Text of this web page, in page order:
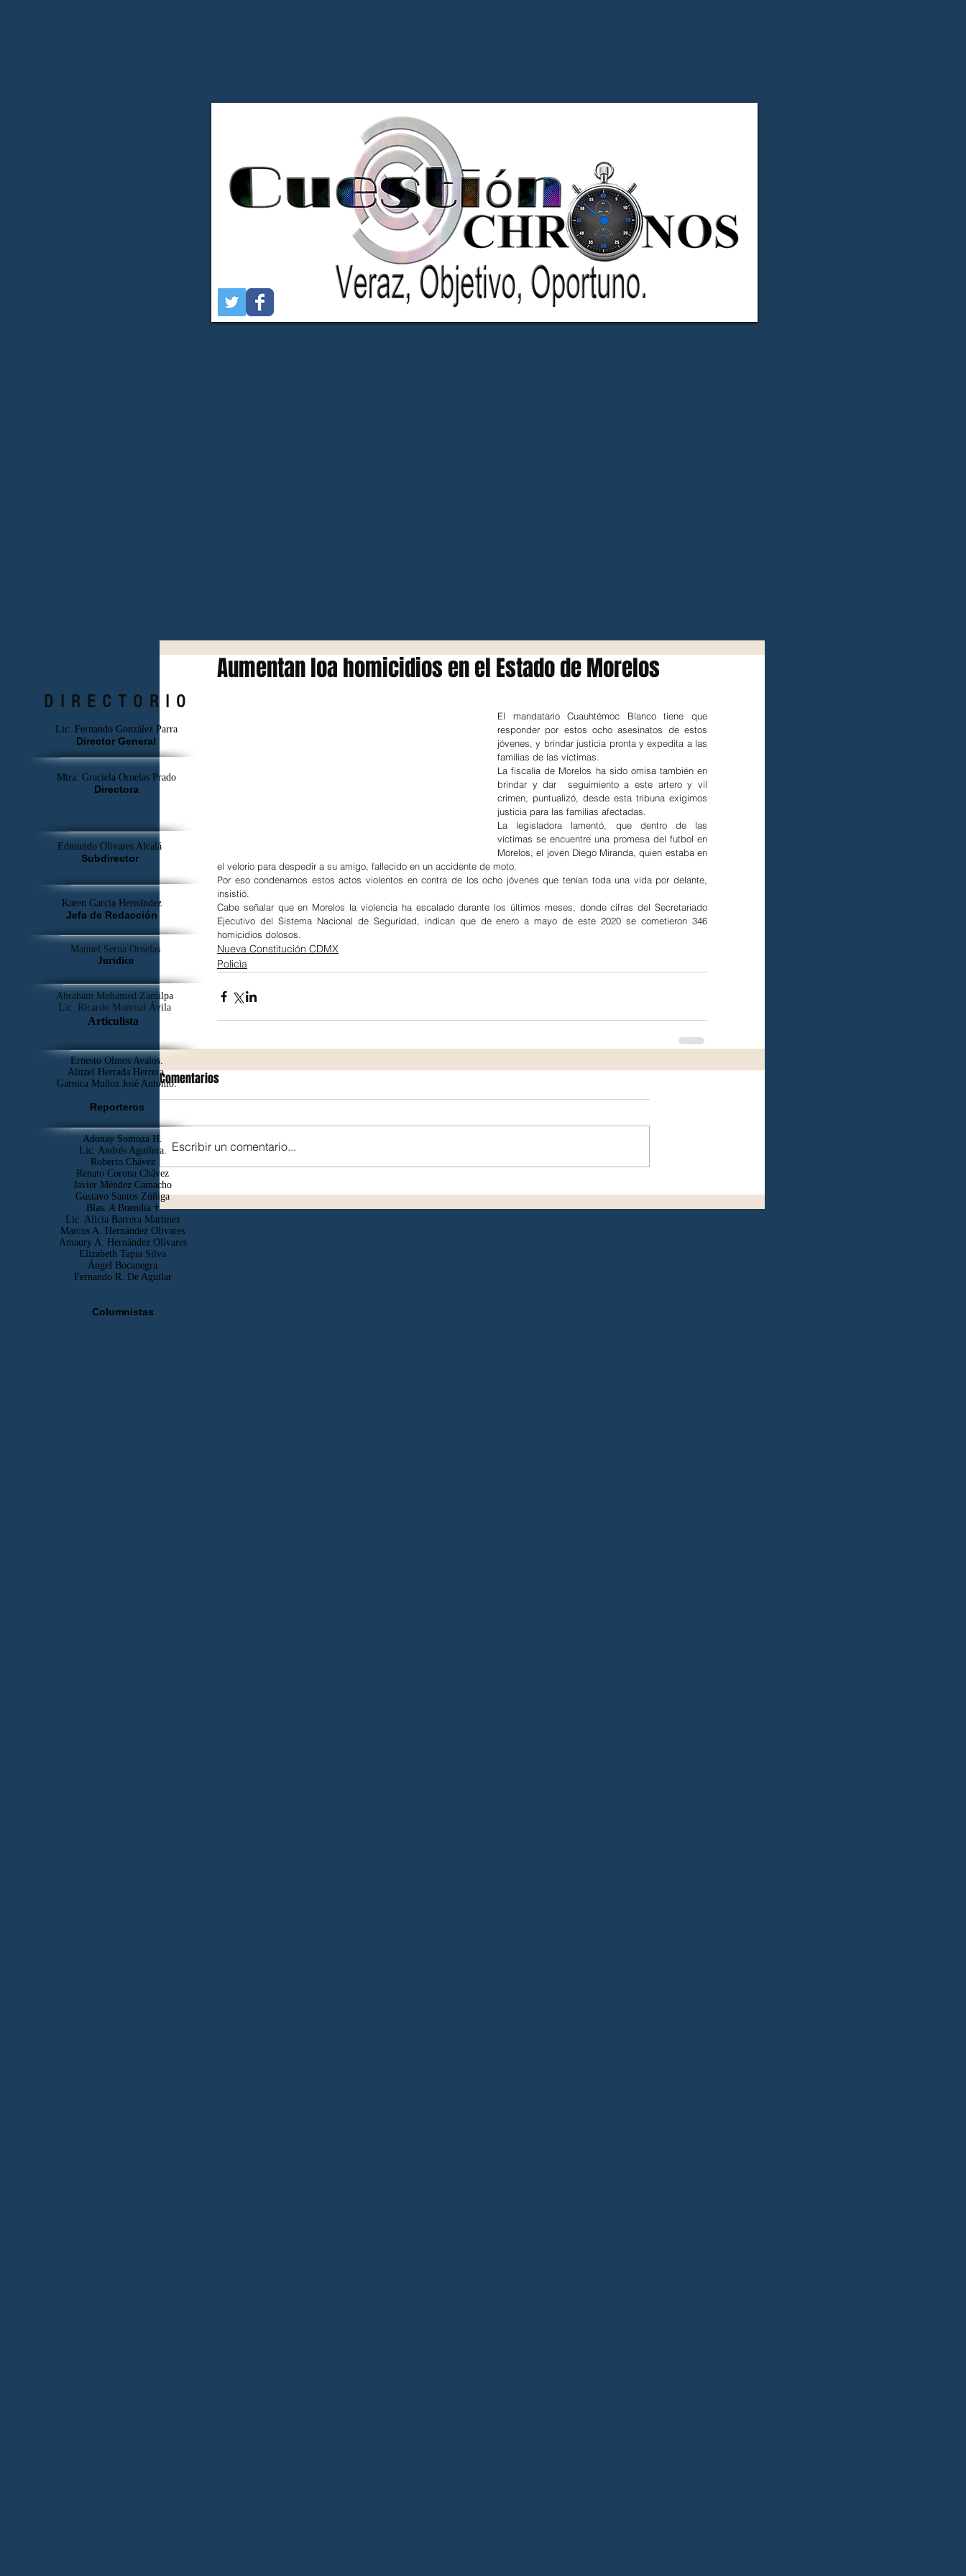
Aumentan loa homicidios en el Estado de Morelos
El mandatario Cuauhtémoc Blanco tiene que
responder por estos ocho asesinatos de estos
jóvenes, y brindar justicia pronta y expedita a las
familias de las víctimas.
La fiscalía de Morelos ha sido omisa también en
brindar y dar  seguimiento a este artero y vil
crimen, puntualizó, desde esta tribuna exigimos
justicia para las familias afectadas.
La legisladora lamentó, que dentro de las
víctimas se encuentre una promesa del futbol en
Morelos, el joven Diego Miranda, quien estaba en
el velorio para despedir a su amigo, fallecido en un accidente de moto.
Por eso condenamos estos actos violentos en contra de los ocho jóvenes que tenían toda una vida por delante,
insistió.
Cabe señalar que en Morelos la violencia ha escalado durante los últimos meses, donde cifras del Secretariado
Ejecutivo del Sistema Nacional de Seguridad, indican que de enero a mayo de este 2020 se cometieron 346
homicidios dolosos.
Nueva Constitución CDMX
Policìa
Comentarios
Escribir un comentario...
DIRECTORIO
Lic. Fernando González Parra
Director General
Mtra. Graciela Ornelas Prado
Directora
Edmundo Olivares Alcalá
Subdirector
Karen García Hernández
Jefa de Redacción
Manuel Serna Ornelas
Jurídico
Abraham Mohamed Zamilpa
Lic. Ricardo Monreal Ávila
Articulista
Ernesto Olmos Avalos.
Alitzel Herrada Herrera.
Garnica Muñoz José Antonio.
Reporteros
Adonay Somoza H.
Lic. Andrés Aguilera.
Roberto Chávez
Renato Corona Chávez
Javier Méndez Camacho
Gustavo Santos Zúñiga
Blas. A Buendía †
​Lic. Alicia Barrera Martínez
Marcos A. Hernández Olivares
Amaury A. Hernández Olivares
Elizabeth Tapia Silva
Ángel Bocanegra
Fernando R. De Aguilar
Columnistas